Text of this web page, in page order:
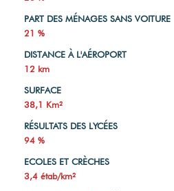
PART DES MÉNAGES SANS VOITURE
21 %
DISTANCE À L'AÉROPORT
12 km
SURFACE
38,1 Km²
RÉSULTATS DES LYCÉES
94 %
ECOLES ET CRÈCHES
3,4 étab/km²